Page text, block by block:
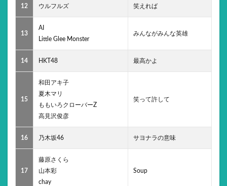
12 ウルフルズ 笑えれば
13
AI
Little Glee Monster
みんながみんな英雄
14 HKT48 最高かよ
15
和田アキ子
夏木マリ
ももいろクローバーZ
高見沢俊彦
笑って許して
16 乃木坂46 サヨナラの意味
17
藤原さくら
山本彩
chay
Soup